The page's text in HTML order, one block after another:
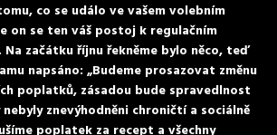
co se událo ve vašem volebním
on se ten váš postoj k regulačním
začátku říjnu řekněme bylo něco, teď
napsáno: „Budeme prosazovat změnu
poplatků, zásadou bude spravedlnost
znevýhodněni chroničtí a sociálně